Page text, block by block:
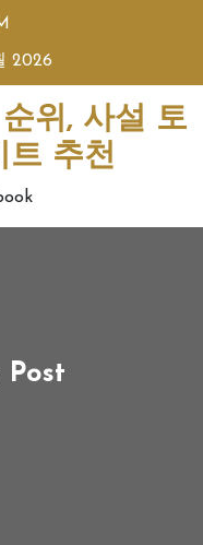
2026
위, 사설 토
트 추천
Post